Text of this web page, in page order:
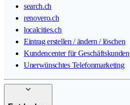
search.ch
renovero.ch
localcities.ch
Eintrag erstellen / ändern / löschen
Kundencenter für Geschäftskunden
Unerwünschtes Telefonmarketing